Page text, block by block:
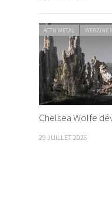
ACTU METAL WEBZINE
Chelsea Wolfe
29 JUILLET 2026